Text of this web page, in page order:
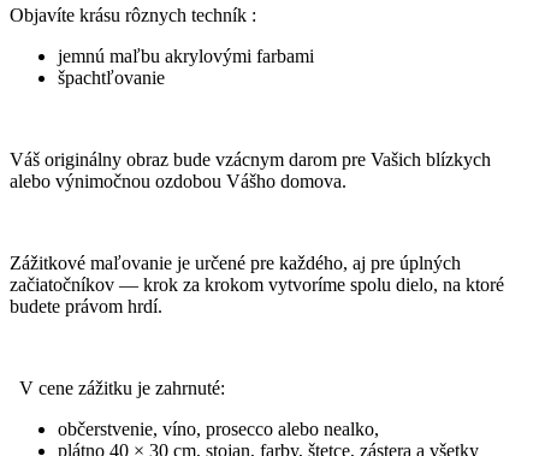
Objavíte krásu rôznych techník :
jemnú maľbu akrylovými farbami
špachtľovanie
Váš originálny obraz bude vzácnym darom pre Vašich blízkych
alebo výnimočnou ozdobou Vášho domova.
Zážitkové maľovanie je určené pre každého, aj pre úplných
začiatočníkov — krok za krokom vytvoríme spolu dielo, na ktoré
budete právom hrdí.
V cene zážitku je zahrnuté:
občerstvenie, víno, prosecco alebo nealko,
plátno 40 × 30 cm, stojan, farby, štetce, zástera a všetky